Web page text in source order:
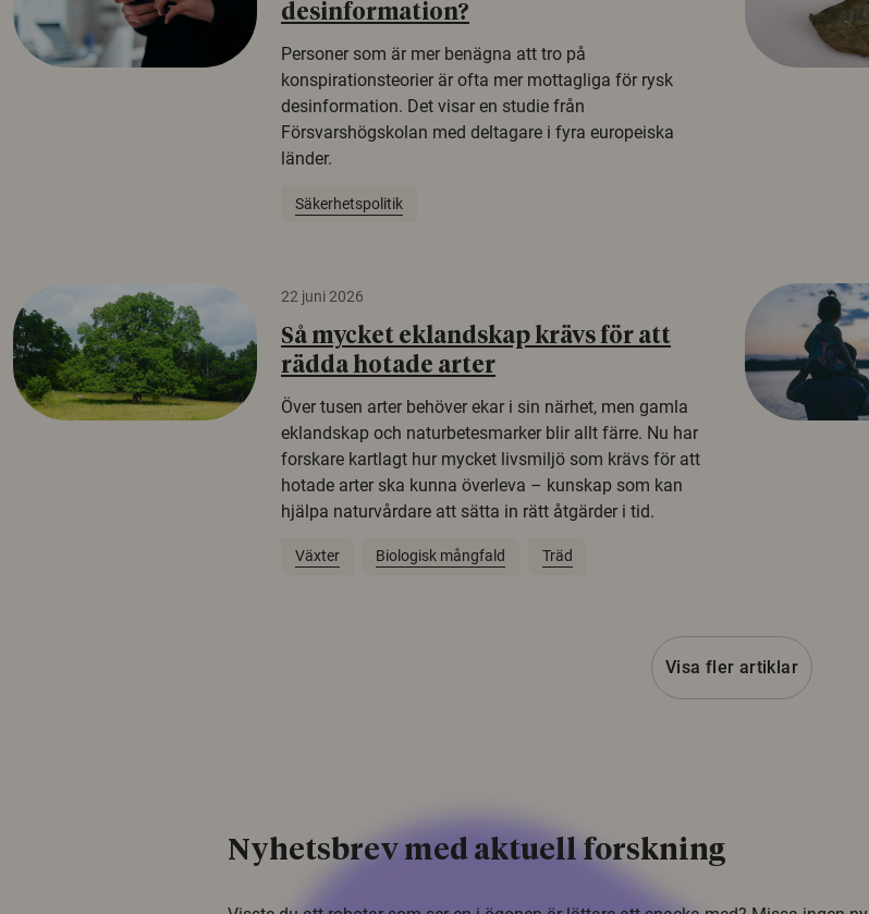
desinformation?
Personer som är mer benägna att tro på
konspirationsteorier är ofta mer mottagliga för rysk
desinformation. Det visar en studie från
Försvarshögskolan med deltagare i fyra europeiska
länder.
Säkerhetspolitik
22 juni 2026
Så mycket eklandskap krävs för att
rädda hotade arter
Över tusen arter behöver ekar i sin närhet, men gamla
eklandskap och naturbetesmarker blir allt färre. Nu har
forskare kartlagt hur mycket livsmiljö som krävs för att
hotade arter ska kunna överleva – kunskap som kan
hjälpa naturvårdare att sätta in rätt åtgärder i tid.
Växter Biologisk mångfald Träd
Visa fler artiklar
Nyhetsbrev med aktuell forskning